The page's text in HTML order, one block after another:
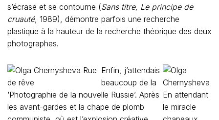
s’écrase et se contourne (Sans titre, Le principe de
cruauté, 1989), démontre parfois une recherche
plastique à la hauteur de la recherche théorique des deux
photographes.
Enfin, j’attendais
beaucoup de la
‘Photographie de la nouvelle Russie’. Après
les avant-gardes et la chape de plomb